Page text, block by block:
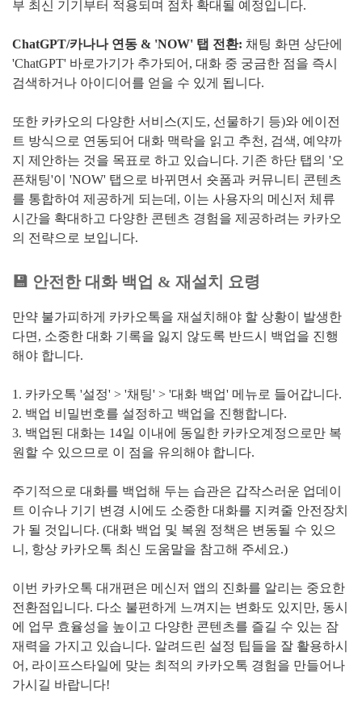
부 최신 기기부터 적용되며 점차 확대될 예정입니다.
ChatGPT/카나나 연동 & 'NOW' 탭 전환: 채팅 화면 상단에
'ChatGPT' 바로가기가 추가되어, 대화 중 궁금한 점을 즉시
검색하거나 아이디어를 얻을 수 있게 됩니다.
또한 카카오의 다양한 서비스(지도, 선물하기 등)와 에이전
트 방식으로 연동되어 대화 맥락을 읽고 추천, 검색, 예약까
지 제안하는 것을 목표로 하고 있습니다. 기존 하단 탭의 '오
픈채팅'이 'NOW' 탭으로 바뀌면서 숏폼과 커뮤니티 콘텐츠
를 통합하여 제공하게 되는데, 이는 사용자의 메신저 체류
시간을 확대하고 다양한 콘텐츠 경험을 제공하려는 카카오
의 전략으로 보입니다.
💾 안전한 대화 백업 & 재설치 요령
만약 불가피하게 카카오톡을 재설치해야 할 상황이 발생한
다면, 소중한 대화 기록을 잃지 않도록 반드시 백업을 진행
해야 합니다.
1. 카카오톡 '설정' > '채팅' > '대화 백업' 메뉴로 들어갑니다.
2. 백업 비밀번호를 설정하고 백업을 진행합니다.
3. 백업된 대화는 14일 이내에 동일한 카카오계정으로만 복
원할 수 있으므로 이 점을 유의해야 합니다.
주기적으로 대화를 백업해 두는 습관은 갑작스러운 업데이
트 이슈나 기기 변경 시에도 소중한 대화를 지켜줄 안전장치
가 될 것입니다. (대화 백업 및 복원 정책은 변동될 수 있으
니, 항상 카카오톡 최신 도움말을 참고해 주세요.)
이번 카카오톡 대개편은 메신저 앱의 진화를 알리는 중요한
전환점입니다. 다소 불편하게 느껴지는 변화도 있지만, 동시
에 업무 효율성을 높이고 다양한 콘텐츠를 즐길 수 있는 잠
재력을 가지고 있습니다. 알려드린 설정 팁들을 잘 활용하시
어, 라이프스타일에 맞는 최적의 카카오톡 경험을 만들어나
가시길 바랍니다!